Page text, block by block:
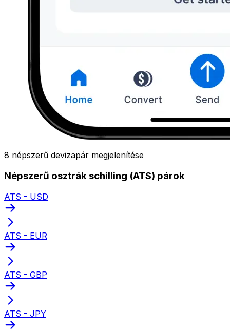
8 népszerű devizapár megjelenítése
Népszerű osztrák schilling (ATS) párok
ATS - USD
ATS - EUR
ATS - GBP
ATS - JPY